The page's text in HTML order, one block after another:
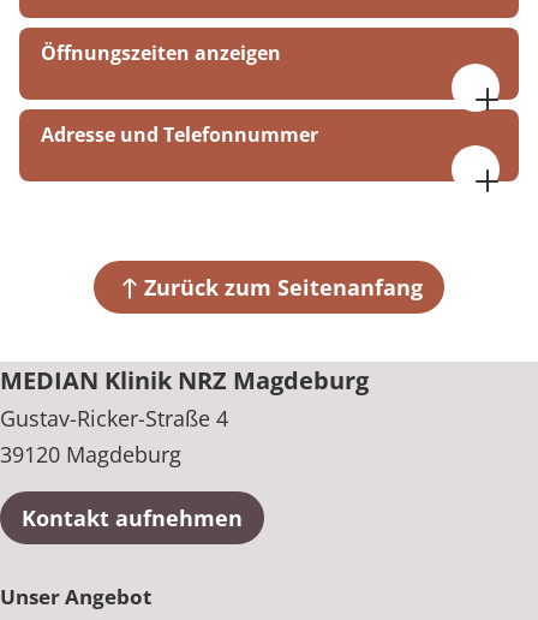
Öffnungszeiten anzeigen
Mo. bis Do., 07:30 bis 16:30 Uhr
Fr., 07:30 bis 14:30 Uhr
Adresse und Telefonnummer
+49 391 6100
Zurück zum Seitenanfang
MEDIAN Klinik NRZ Magdeburg
Gustav-Ricker-Straße 4
39120 Magdeburg
Kontakt aufnehmen
Unser Angebot